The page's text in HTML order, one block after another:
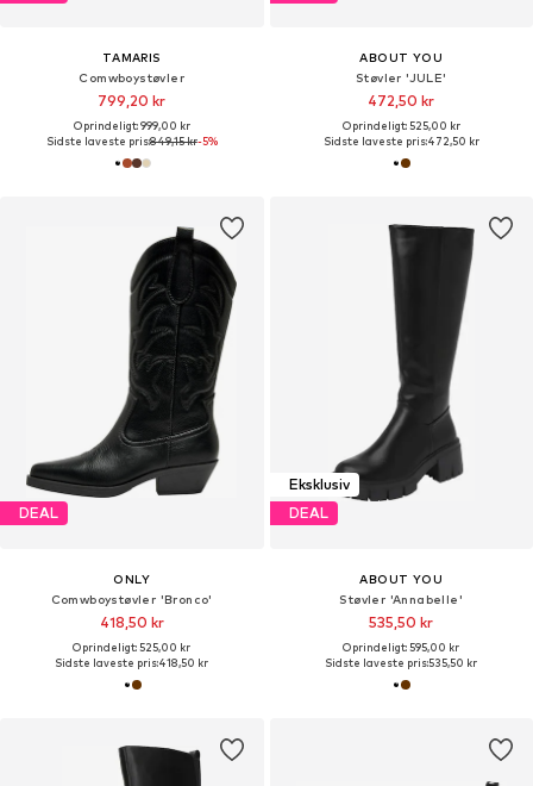
TAMARIS
Comwboystøvler
799,20 kr
Oprindeligt: 999,00 kr
Sidste laveste pris:849,15 kr-5%
ABOUT YOU
Støvler 'JULE'
472,50 kr
Oprindeligt: 525,00 kr
Sidste laveste pris:472,50 kr
DEAL
ONLY
Comwboystøvler 'Bronco'
418,50 kr
Oprindeligt: 525,00 kr
Sidste laveste pris:418,50 kr
Eksklusiv
DEAL
ABOUT YOU
Støvler 'Annabelle'
535,50 kr
Oprindeligt: 595,00 kr
Sidste laveste pris:535,50 kr